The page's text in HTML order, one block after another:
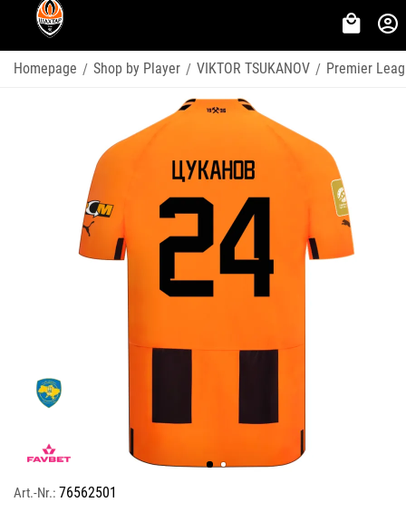
Homepage / Shop by Player / VIKTOR TSUKANOV / Premier
Art.-Nr.: 76562501